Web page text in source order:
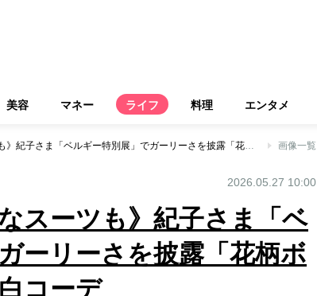
美容 マネー ライフ 料理 エンタメ
《ハート柄の斬新なスーツも》紀子さま「ベルギー特別展」でガーリーさを披露「花柄ボタン」に可憐な純白コーデ 画像一覧
2026.05.27 10:00
スーツも》紀子さま「ベ
ーリーさを披露「花柄ボ
コーデ